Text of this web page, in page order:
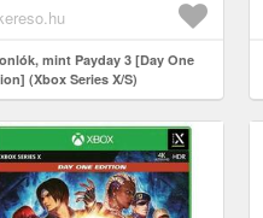
iz...
mint Payday 3 [Day One
(Xbox Series X/S)